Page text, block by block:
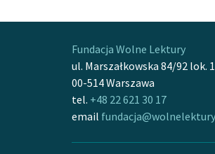
Fundacja Wolne Lektury
ul. Marszałkowska 84/92 lok.
00-514 Warszawa
tel. +48 22 621 30 17
email